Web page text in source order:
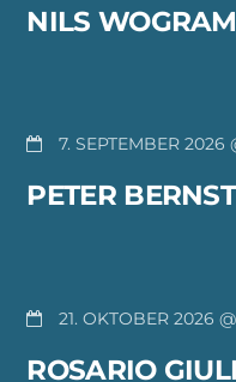
NILS
7. SEPTEMBER 2026
PETER
21. OKTOBER 2026
ROSARIO